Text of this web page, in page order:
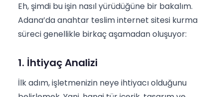
Eh, şimdi bu işin nasıl yürüdüğüne bir bakalım.
Adana’da anahtar teslim internet sitesi kurma
süreci genellikle birkaç aşamadan oluşuyor:
1. İhtiyaç Analizi
İlk adım, işletmenizin neye ihtiyacı olduğunu